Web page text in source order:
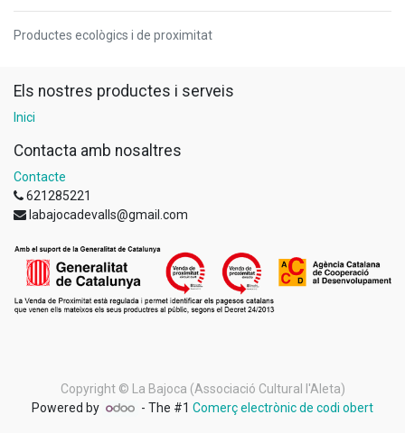
Productes ecològics i de proximitat
Els nostres productes i serveis
Inici
Contacta amb nosaltres
Contacte
621285221
labajocadevalls@gmail.com
Copyright ©
La Bajoca (Associació Cultural l'Aleta)
Powered by
- The #1Comerç electrònic de codi obert